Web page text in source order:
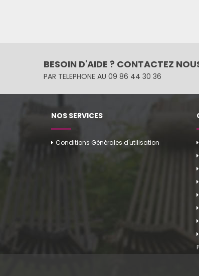
BESOIN D'AIDE ? CONTACTEZ
PAR TELEPHONE AU 09 86 44 30 36
NOS SERVICES
Conditions Générales d'utilisation